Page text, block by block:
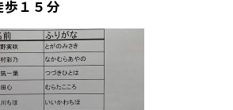
オンラインショップ
１５分